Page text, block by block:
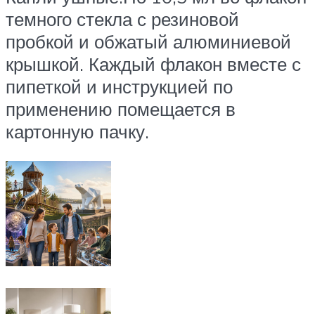
темного стекла с резиновой
пробкой и обжатый алюминиевой
крышкой. Каждый флакон вместе с
пипеткой и инструкцией по
применению помещается в
картонную пачку.